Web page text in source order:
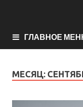
ГЛАВНОЕ
МЕСЯЦ: